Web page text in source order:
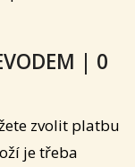
| 0
zvolit platbu
je třeba